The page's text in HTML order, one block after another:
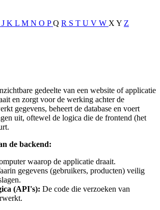
J K L M N O PQ R S T U V W X Y Z
gedeelte van een website of applicatie
en zorgt voor de werking achter de
gegevens, beheert de database en voert
uit, oftewel de logica die de frontend (het
de backend:
waarop de applicatie draait.
gegevens (gebruikers, producten) veilig
(API's): De code die verzoeken van